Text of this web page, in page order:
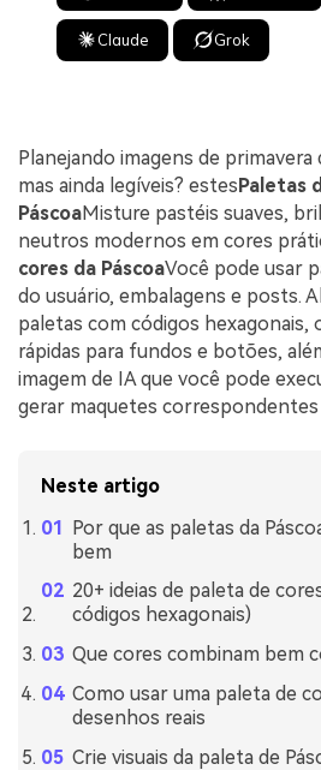
Claude Grok
Planejando imagens de
mas ainda legíveis? estesPaletas
PáscoaMisture pastéis suaves,
neutros modernos em cores
cores da PáscoaVocê pode usar
do usuário, embalagens e posts.
paletas com códigos hexagonais,
rápidas para fundos e botões,
imagem de IA que você pode
gerar maquetes correspondentes
Neste artigo
Por que as paletas da
bem
20+ ideias de paleta de
códigos hexagonais)
Que cores combinam bem
Como usar uma paleta de
desenhos reais
Crie visuais da paleta de